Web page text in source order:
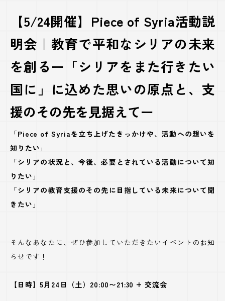
の先を
てー
【5/24開催】Piece of Syria活動説
明会｜教育で平和なシリアの未来
を創るー「シリアをまた行きたい
国に」に込めた思いの原点と、支
援のその先を見据えてー
「Piece of Syriaを立ち上げたきっかけや、活動への想いを
知りたい」
「シリアの状況と、今後、必要とされている活動について知
りたい」
「シリアの教育支援のその先に目指している未来について聞
きたい」
そんなあなたに、ぜひ参加していただきたいイベントのお知
らせです！
【日時】5月24日（土）20:00〜21:30 + 交流会